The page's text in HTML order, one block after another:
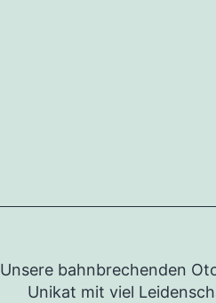
Unsere bahnbrechenden
Unikat mit viel